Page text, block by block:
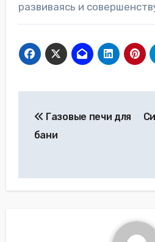
развиваясь и
по
Газовые печи для
бани